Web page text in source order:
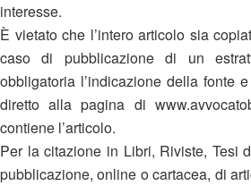
interesse.
È vietato che l’intero articolo sia
caso di pubblicazione di un
obbligatoria l’indicazione della fonte
diretto alla pagina di
contiene l’articolo.
Per la citazione in Libri, Riviste, Tesi
pubblicazione, online o cartacea, di